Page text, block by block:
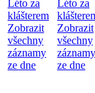
Léto za
klášterem
Zobrazit
všechny
záznamy
ze dne
Léto za
Zobrazit
všechny
záznamy
ze dne